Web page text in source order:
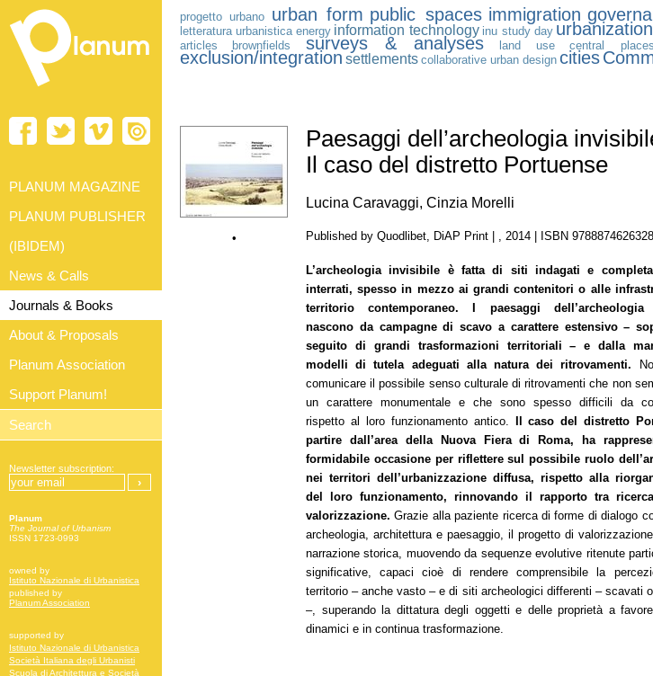
progetto urbano urban form public spaces immigration
letteratura urbanistica energy information technology inu study day urbanization
articles
brownfields surveys & analyses land use central places
exclusion/integration settlements collaborative urban design cities
•
Paesaggi dell’archeologia
Il caso del distretto Portuense
Lucina Caravaggi, Cinzia Morelli
Published by Quodlibet, DiAP Print | , 2014 | ISBN 9788874626328
L’archeologia invisibile è fatta di siti indagati e
interrati, spesso in mezzo ai grandi contenitori o alle
territorio contemporaneo. I paesaggi dell’archeologia
nascono da campagne di scavo a carattere estensivo –
seguito di grandi trasformazioni territoriali – e dalla
modelli di tutela adeguati alla natura dei ritrovamenti.
comunicare il possibile senso culturale di ritrovamenti che non
un carattere monumentale e che sono spesso difficili da
rispetto al loro funzionamento antico.
Il caso del distretto
partire dall’area della Nuova Fiera di Roma, ha
formidabile occasione per riflettere sul possibile ruolo
nei territori dell’urbanizzazione diffusa, rispetto alla
del loro funzionamento, rinnovando il rapporto tra
valorizzazione. Grazie alla paziente ricerca di forme di dialogo
archeologia, architettura e paesaggio, il progetto di
narrazione storica, muovendo da sequenze evolutive ritenute
significative, capaci cioè di rendere comprensibile la
territorio – anche vasto – e di siti archeologici differenti – scavati
–, superando la dittatura degli oggetti e delle proprietà a
dinamici e in continua trasformazione.
PLANUM MAGAZINE
PLANUM PUBLISHER
(IBIDEM)
News & Calls
Journals & Books
About & Proposals
Planum Association
Support Planum!
Newsletter subscription:
Planum
The Journal of Urbanism
ISSN 1723-0993
owned by
Istituto Nazionale di Urbanistica
published by
Planum Association
supported by
Istituto Nazionale di Urbanistica
Società Italiana degli Urbanisti
Scuola di Architettura e Società